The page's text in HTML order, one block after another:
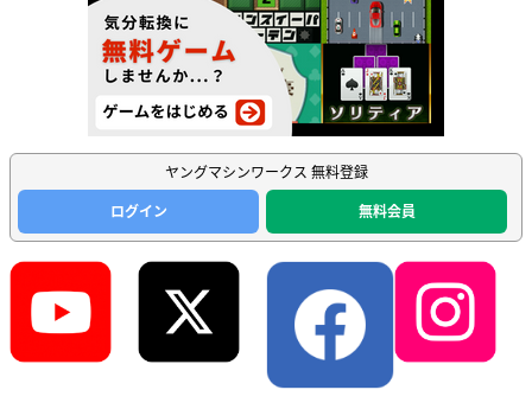
ヤングマシンワークス 無料登録
ログイン
無料会員